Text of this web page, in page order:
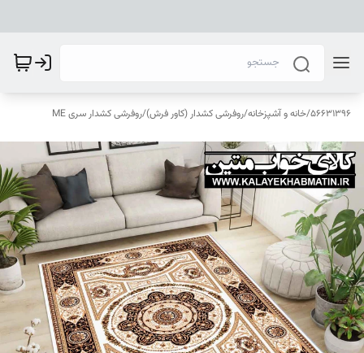
56631396
/خانه و آشپزخانه/روفرشی کشدار (کاور فرش)/روفرشی کشدار سری ME